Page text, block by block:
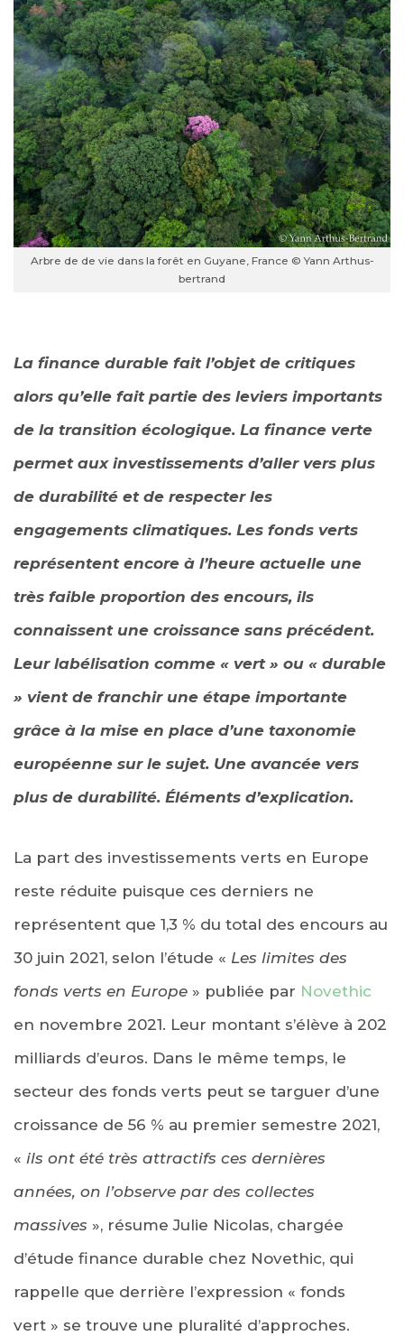
Arbre de de vie dans la forêt en Guyane, France © Yann Arthus-
bertrand
La finance durable fait l’objet de critiques
alors qu’elle fait partie des leviers importants
de la transition écologique. La finance verte
permet aux investissements d’aller vers plus
de durabilité et de respecter les
engagements climatiques. Les fonds verts
représentent encore à l’heure actuelle une
très faible proportion des encours, ils
connaissent une croissance sans précédent.
Leur labélisation comme « vert » ou « durable
» vient de franchir une étape importante
grâce à la mise en place d’une taxonomie
européenne sur le sujet. Une avancée vers
plus de durabilité. Éléments d’explication.
La part des investissements verts en Europe
reste réduite puisque ces derniers ne
représentent que 1,3 % du total des encours au
30 juin 2021, selon l’étude « Les limites des
fonds verts en Europe » publiée par Novethic
en novembre 2021. Leur montant s’élève à 202
milliards d’euros. Dans le même temps, le
secteur des fonds verts peut se targuer d’une
croissance de 56 % au premier semestre 2021,
« ils ont été très attractifs ces dernières
années, on l’observe par des collectes
massives », résume Julie Nicolas, chargée
d’étude finance durable chez Novethic, qui
rappelle que derrière l’expression « fonds
vert » se trouve une pluralité d’approches.